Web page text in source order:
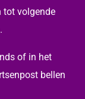
tot volgende
of in het
bellen